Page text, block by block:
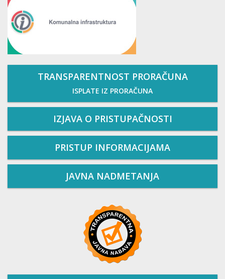
TRANSPARENTNOST PRORAČUNA
ISPLATE IZ PRORAČUNA
IZJAVA O PRISTUPAČNOSTI
PRISTUP INFORMACIJAMA
JAVNA NADMETANJA